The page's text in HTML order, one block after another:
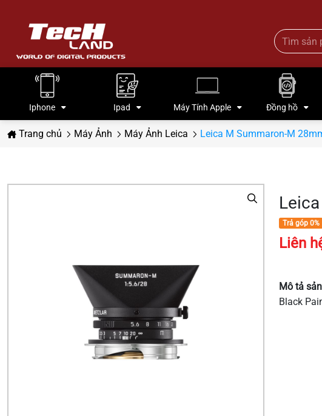
Iphone Ipad Máy Tính Apple Đồng hồ
Trang chủ Máy Ảnh Máy Ảnh Leica Leica M Summaron-M
Trả góp 0%
Liên
Mô tả
Black